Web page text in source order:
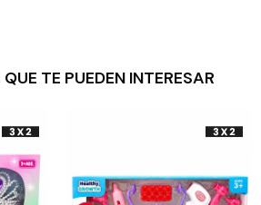
TE PUEDEN INTERESAR